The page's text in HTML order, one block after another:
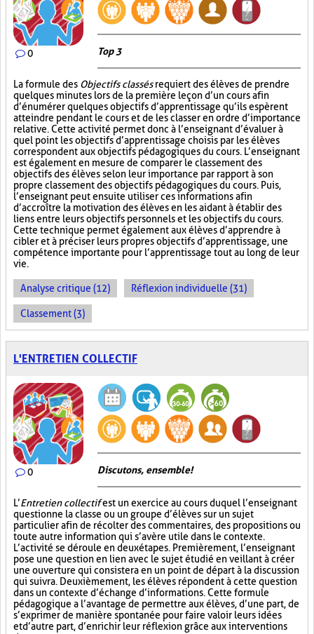
0 Top 3
La formule des Objectifs classésrequiert des élèves de prendre
quelques minutes lors de la première leçon d’un cours afin
d’énumérer quelques objectifs d’apprentissage qu’ils espèrent
atteindre pendant le cours et de les classer en ordre d’importance
relative. Cette activité permet donc à l’enseignant d’évaluer à
quel point les objectifs d’apprentissage choisis par les élèves
correspondent aux objectifs pédagogiques du cours. L’enseignant
est également en mesure de comparer le classement des
objectifs des élèves selon leur importance par rapport à son
propre classement des objectifs pédagogiques du cours. Puis,
l’enseignant peut ensuite utiliser ces informations afin
d’accroître la motivation des élèves en les aidant à établir des
liens entre leurs objectifs personnels et les objectifs du cours.
Cette technique permet également aux élèves d’apprendre à
cibler et à préciser leurs propres objectifs d’apprentissage, une
compétence importante pour l’apprentissage tout au long de leur
vie.
Analyse critique (12) Réflexion individuelle (31)
Classement (3)
L'ENTRETIEN COLLECTIF
0 Discutons, ensemble!
L’Entretien collectifest un exercice au cours duquel l’enseignant
questionne la classe ou un groupe d’élèves sur un sujet
particulier afin de récolter des commentaires, des propositions ou
toute autre information qui s’avère utile dans le contexte.
L’activité se déroule en deux étapes. Premièrement, l’enseignant
pose une question en lien avec le sujet étudié en veillant à créer
une ouverture qui consistera en un point de départ à la discussion
qui suivra. Deuxièmement, les élèves répondent à cette question
dans un contexte d’échange d’informations. Cette formule
pédagogique a l’avantage de permettre aux élèves, d’une part, de
s’exprimer de manière spontanée pour faire valoir leurs idées
et d’autre part, d’enrichir leur réflexion grâce aux interventions